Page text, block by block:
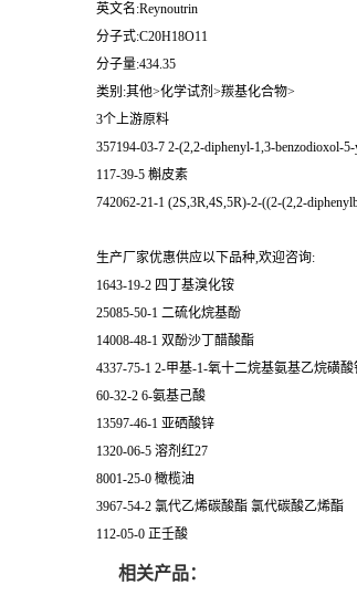
英文名:Reynoutrin
分子式:C20H18O11
分子量:434.35
类别:其他>化学试剂>羰基化合物>
3个上游原料
357194-03-7 2-(2,2-diphenyl-1,3-benzodioxol-
117-39-5 槲皮素
742062-21-1 (2S,3R,4S,5R)-2-((2-(2,2-
生产厂家优惠供应以下品种,欢迎咨询:
1643-19-2 四丁基溴化铵
25085-50-1 二硫化烷基酚
14008-48-1 双酚沙丁醋酸酯
4337-75-1 2-甲基-1-氧十二烷基氨基乙烷磺酸
60-32-2 6-氨基己酸
13597-46-1 亚硒酸锌
1320-06-5 溶剂红27
8001-25-0 橄榄油
3967-54-2 氯代乙烯碳酸酯 氯代碳酸乙烯酯
112-05-0 正壬酸
相关产品：